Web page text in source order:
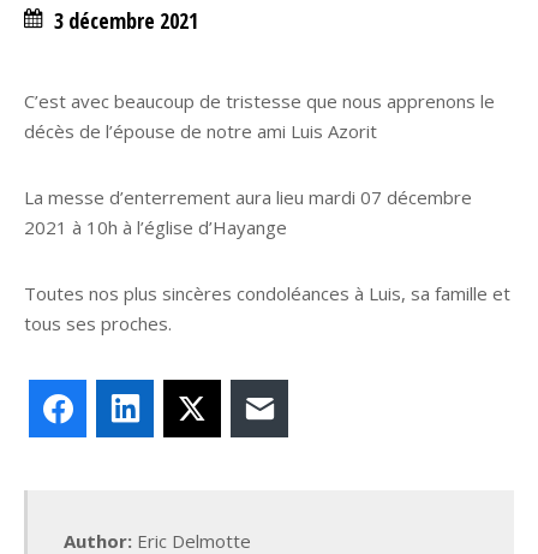
3 décembre 2021
C’est avec beaucoup de tristesse que nous apprenons le
décès de l’épouse de notre ami Luis Azorit
La messe d’enterrement aura lieu mardi 07 décembre
2021 à 10h à l’église d’Hayange
Toutes nos plus sincères condoléances à Luis, sa famille et
tous ses proches.
FacebookLinkedIn
Author: Eric Delmotte